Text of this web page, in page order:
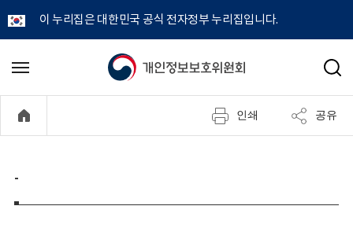
이 누리집은 대한민국 공식 전자정부 누리집입니다.
개
정
보
메
기
검
인쇄 공유
-